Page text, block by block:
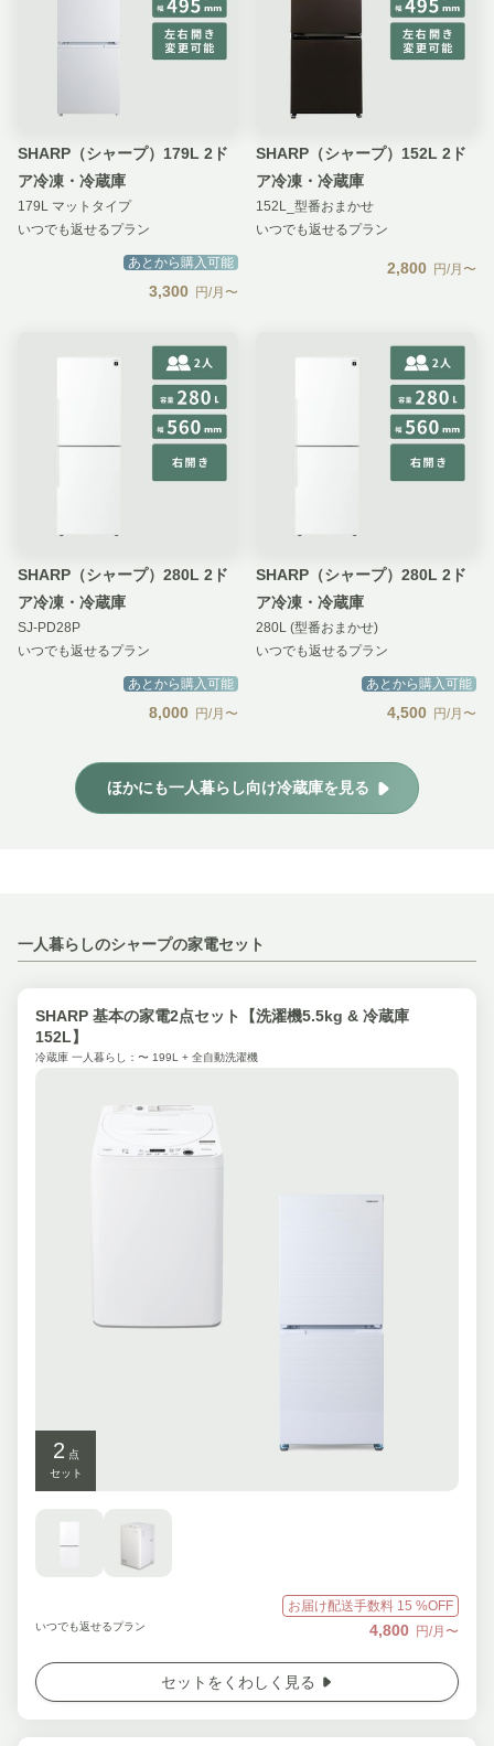
SHARP（シャープ）179L 2ド
ア冷凍・冷蔵庫
179L マットタイプ
いつでも返せるプラン
あとから購入可能
3,300 円/月〜
SHARP（シャープ）152L 2ド
ア冷凍・冷蔵庫
152L_型番おまかせ
いつでも返せるプラン
2,800 円/月〜
SHARP（シャープ）280L 2ド
ア冷凍・冷蔵庫
SJ-PD28P
いつでも返せるプラン
あとから購入可能
8,000 円/月〜
SHARP（シャープ）280L 2ド
ア冷凍・冷蔵庫
280L (型番おまかせ)
いつでも返せるプラン
あとから購入可能
4,500 円/月〜
ほかにも一人暮らし向け冷蔵庫を見る
一人暮らしのシャープの家電セット
SHARP 基本の家電2点セット【洗濯機5.5kg & 冷蔵庫
152L】
冷蔵庫 一人暮らし：〜 199L + 全自動洗濯機
2 点
セット
お届け配送手数料 15 %OFF
いつでも返せるプラン 4,800 円/月〜
セットをくわしく見る